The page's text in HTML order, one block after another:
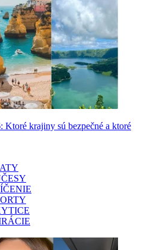
Ktoré krajiny sú bezpečné a ktoré